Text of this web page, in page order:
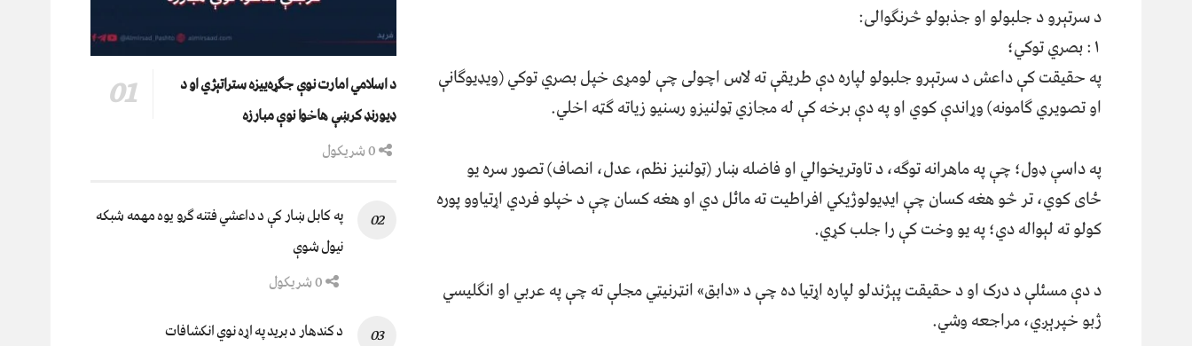
د سرتېرو د جلبولو او جذبولو څرنګوالی:
١: بصري توکي؛
په حقیقت کې داعش د سرتېرو جلبولو لپاره دې طریقې ته لاس اچولی چې لومړی خپل بصري توکي (ویډیوګانې
او تصویري ګامونه) وړاندې کوي او په دې برخه کې له مجازي ټولنیزو رسنیو زياته ګټه اخلي.
په داسې ډول؛ چې په ماهرانه توګه، د تاوتریخوالي او فاضله ښار (ټولنیز نظم، عدل، انصاف) تصور سره یو
ځای کوي، تر څو هغه کسان چې ایډیولوژیکي افراطیت ته مائل دي او هغه کسان چې د خپلو فردي اړتیاوو پوره
کولو ته لېواله دي؛ په یو وخت کې را جلب کړي.
د دې مسئلې د درک او د حقیقت پېژندلو لپاره اړتیا ده چې د «دابق» انټرنيټي مجلې ته چې په عربي او انګلیسي
ژبو خپرېږي، مراجعه وشي.
د اسلامي امارت نوې جګړه‌ییزه ستراتېژي او د
ډیورنډ کرښې هاخوا نوې مبارزه
په کابل ښار کې د داعشي فتنه ګرو يوه مهمه شبکه
نيول شوې
د کندهار د برید په اړه نوي انکشافات